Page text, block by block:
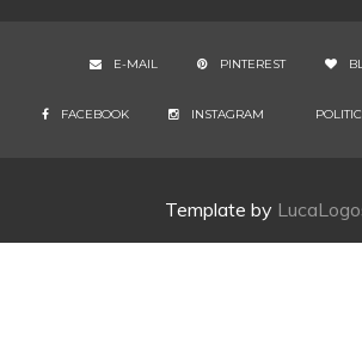
E-MAIL PINTEREST
FACEBOOK INSTAGRAM
Template by